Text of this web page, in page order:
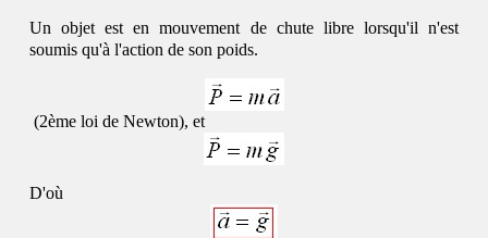
Un objet est en mouvement de chute libre lorsqu'il n'est
soumis qu'à l'action de son poids.
(2ème loi de Newton), et
D'où